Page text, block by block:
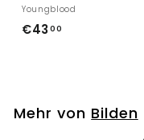
Youngblood
€43 00
0
Mehr von Bilden